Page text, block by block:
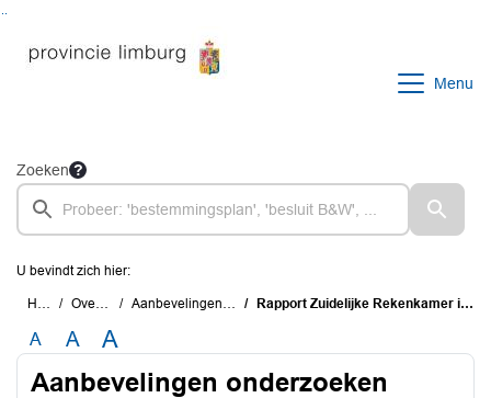
Menu
Zoeken
U bevindt zich hier:
Home Overzichten Aanbevelingen onderzoeken Rapport Zuidelijke Rekenkamer inzake drinkwater (2024)
A A A
Aanbevelingen onderzoeken